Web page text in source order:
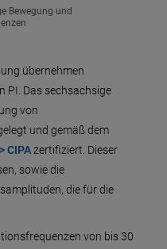
Bewegung und
übernehmen
PI. Das sechsachsige
von
und gemäß dem
CIPAzertifiziert. Dieser
sowie die
die für die
von bis 30